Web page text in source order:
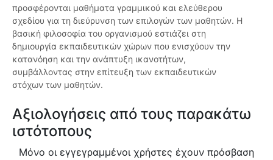
προσφέρονται μαθήματα γραμμικού και ελεύθερου
σχεδίου για τη διεύρυνση των επιλογών των μαθητών. Η
βασική φιλοσοφία του οργανισμού εστιάζει στη
δημιουργία εκπαιδευτικών χώρων που ενισχύουν την
κατανόηση και την ανάπτυξη ικανοτήτων,
συμβάλλοντας στην επίτευξη των εκπαιδευτικών
στόχων των μαθητών.
Αξιολογήσεις από τους παρακάτω
ιστότοπους
Μόνο οι εγγεγραμμένοι χρήστες έχουν πρόσβαση